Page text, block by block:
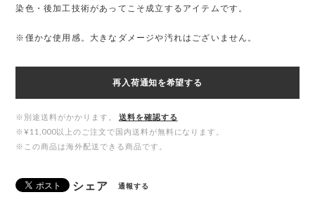
染色・後加工技術があってこそ成立するアイテムです。
※僅かな使用感。大きなダメージや汚れはございません。
再入荷通知を希望する
※別途送料がかかります。
送料を確認する
※¥11,000以上のご注文で国内送料が無料になります。
※この商品は海外配送できる商品です。
シェア 通報する